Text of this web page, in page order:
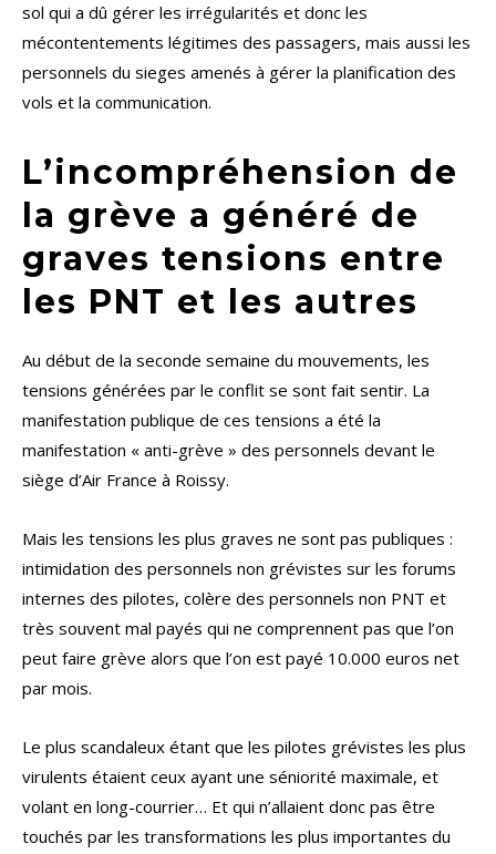
sol qui a dû gérer les irrégularités et donc les
mécontentements légitimes des passagers, mais aussi les
personnels du sieges amenés à gérer la planification des
vols et la communication.
L’incompréhension de
la grève a généré de
graves tensions entre
les PNT et les autres
Au début de la seconde semaine du mouvements, les
tensions générées par le conflit se sont fait sentir. La
manifestation publique de ces tensions a été la
manifestation « anti-grève » des personnels devant le
siège d’Air France à Roissy.
Mais les tensions les plus graves ne sont pas publiques :
intimidation des personnels non grévistes sur les forums
internes des pilotes, colère des personnels non PNT et
très souvent mal payés qui ne comprennent pas que l’on
peut faire grève alors que l’on est payé 10.000 euros net
par mois.
Le plus scandaleux étant que les pilotes grévistes les plus
virulents étaient ceux ayant une séniorité maximale, et
volant en long-courrier… Et qui n’allaient donc pas être
touchés par les transformations les plus importantes du